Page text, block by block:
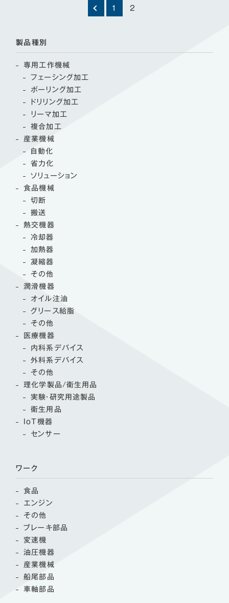
1 2
製品種別
専用工作機械
フェーシング加工
ボーリング加工
ドリリング加工
リーマ加工
複合加工
産業機械
自動化
省力化
ソリューション
食品機械
切断
搬送
熱交機器
冷却器
加熱器
凝縮器
その他
潤滑機器
オイル注油
グリース給脂
その他
医療機器
内科系デバイス
外科系デバイス
その他
理化学製品/衛生用品
実験・研究用途製品
衛生用品
IoT機器
センサー
ワーク
食品
エンジン
その他
ブレーキ部品
変速機
油圧機器
産業機械
船尾部品
車軸部品